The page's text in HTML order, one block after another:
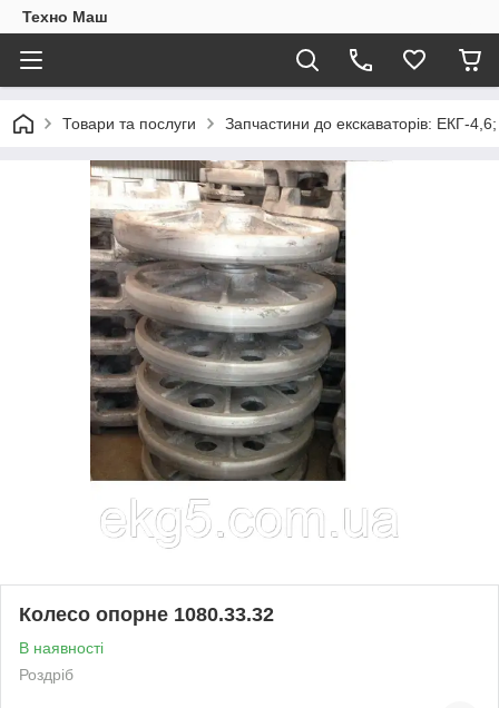
Техно Маш
Товари та послуги Запчастини до екскаваторів: ЕКГ-
Колесо опорне 1080.33.32
В наявності
Роздріб